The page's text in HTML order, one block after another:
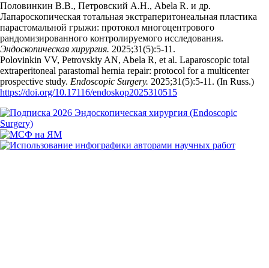
Половинкин В.В., Петровский А.Н., Abela R. и др.
Лапароскопическая тотальная экстраперитонеальная пластика
парастомальной грыжи: протокол многоцентрового
рандомизированного контролируемого исследования.
Эндоскопическая хирургия. 2025;31(5):5‑11.
Polovinkin VV, Petrovskiy AN, Abela R, et al. Laparoscopic total
extraperitoneal parastomal hernia repair: protocol for a multicenter
prospective study. Endoscopic Surgery. 2025;31(5):5‑11. (In Russ.)
https://doi.org/10.17116/endoskop2025310515